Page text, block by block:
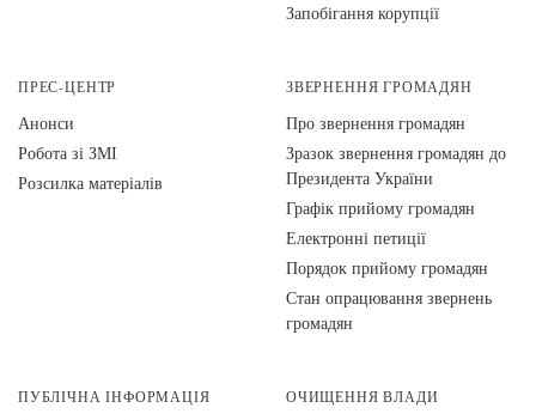
Запобігання корупції
ПРЕС-ЦЕНТР
Анонси
Робота зі ЗМІ
Розсилка матеріалів
ЗВЕРНЕННЯ ГРОМАДЯН
Про звернення громадян
Зразок звернення громадян до
Президента України
Графік прийому громадян
Електронні петиції
Порядок прийому громадян
Стан опрацювання звернень
громадян
ПУБЛІЧНА ІНФОРМАЦІЯ ОЧИЩЕННЯ ВЛАДИ